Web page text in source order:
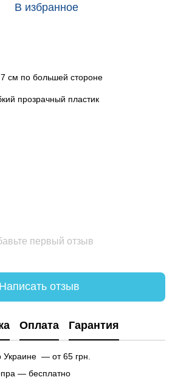
В избранное
см по большей стороне
прозрачный пластик
первый отзыв
Написать отзыв
Оплата Гарантия
— от 65 грн.
— бесплатно